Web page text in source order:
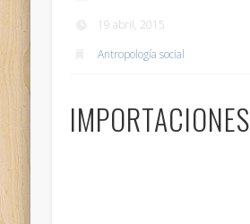
19 abril, 2015
Antropología social
IMPORTACIONES